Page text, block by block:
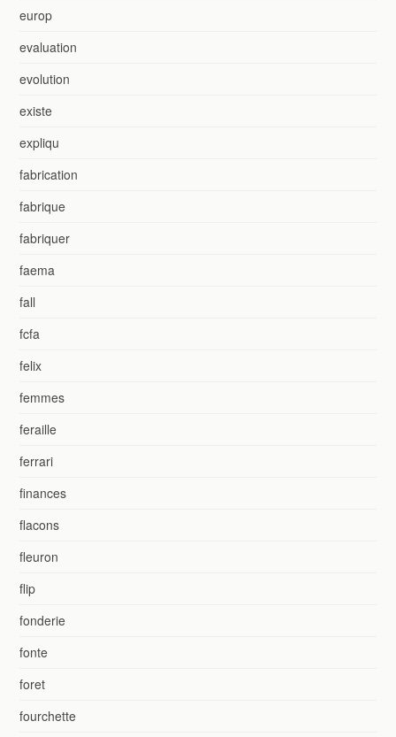
europ
evaluation
evolution
existe
expliqu
fabrication
fabrique
fabriquer
faema
fall
fcfa
felix
femmes
feraille
ferrari
finances
flacons
fleuron
flip
fonderie
fonte
foret
fourchette